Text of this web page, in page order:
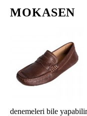
MOKASEN
denemeleri bile